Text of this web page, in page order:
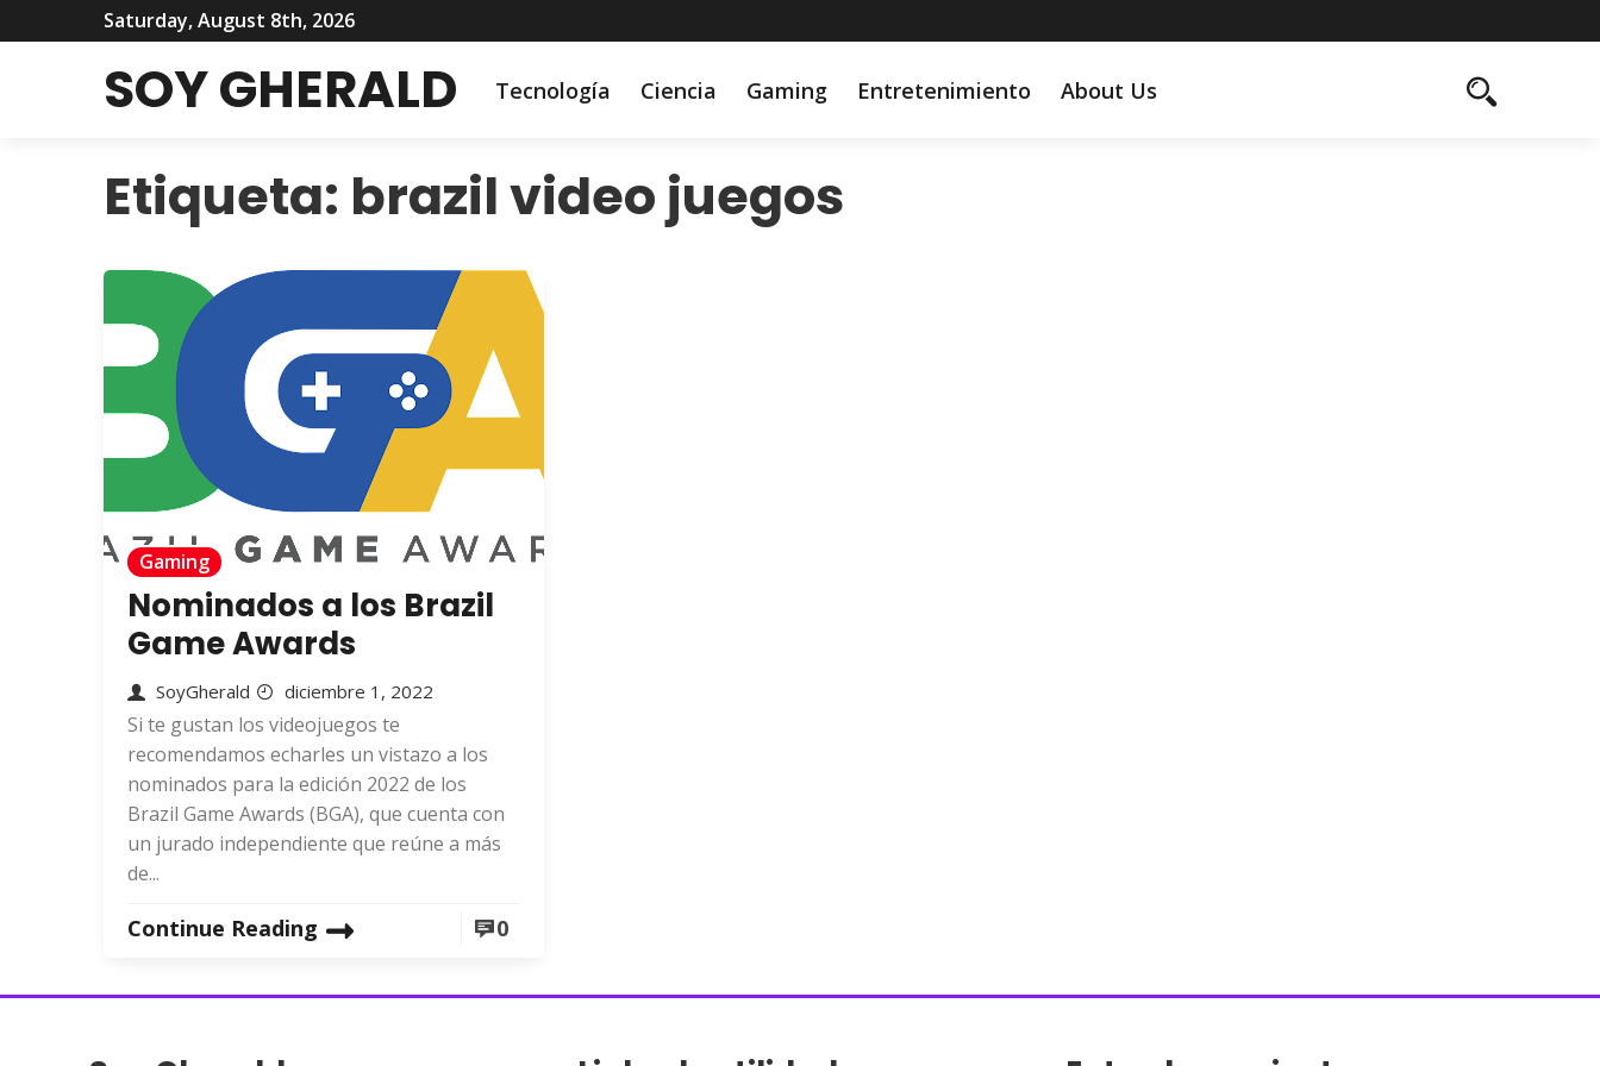
Saturday, August 8th, 2026
SOY GHERALD Tecnología Ciencia Gaming Entretenimiento About Us
Etiqueta: brazil video juegos
Gaming
Nominados a los Brazil
Game Awards
SoyGherald diciembre 1, 2022
Si te gustan los videojuegos te
recomendamos echarles un vistazo a los
nominados para la edición 2022 de los
Brazil Game Awards (BGA), que cuenta con
un jurado independiente que reúne a más
de...
Continue Reading 0